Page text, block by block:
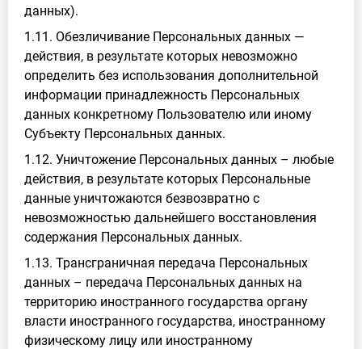
данных).
1.11. Обезличивание Персональных данных —
действия, в результате которых невозможно
определить без использования дополнительной
информации принадлежность Персональных
данных конкретному Пользователю или иному
Субъекту Персональных данных.
1.12. Уничтожение Персональных данных – любые
действия, в результате которых Персональные
данные уничтожаются безвозвратно с
невозможностью дальнейшего восстановления
содержания Персональных данных.
1.13. Трансграничная передача Персональных
данных – передача Персональных данных на
территорию иностранного государства органу
власти иностранного государства, иностранному
физическому лицу или иностранному